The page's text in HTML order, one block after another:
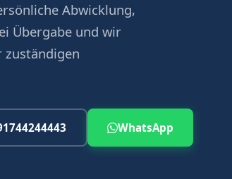
Abwicklung,
Übergabe und wir
zuständigen
WhatsApp